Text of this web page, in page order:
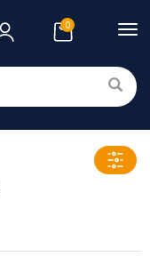
0